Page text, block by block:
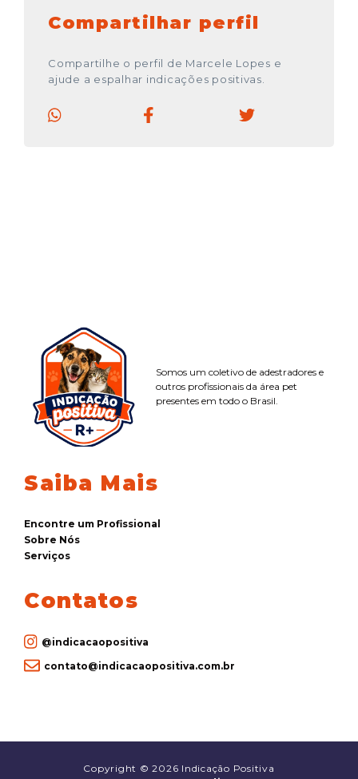
Compartilhar perfil
Compartilhe o perfil de Marcele Lopes e
ajude a espalhar indicações positivas.
Somos um coletivo de adestradores e
outros profissionais da área pet
presentes em todo o Brasil.
Saiba Mais
Encontre um Profissional
Sobre Nós
Serviços
Contatos
@indicacaopositiva
contato@indicacaopositiva.com.br
Copyright © 2026 Indicação Positiva